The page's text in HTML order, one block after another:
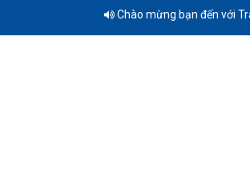
Chào mừng bạn đến với